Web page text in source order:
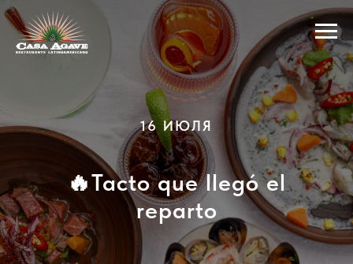
16 ИЮЛЯ
🔥Tacto que llegó el
reparto